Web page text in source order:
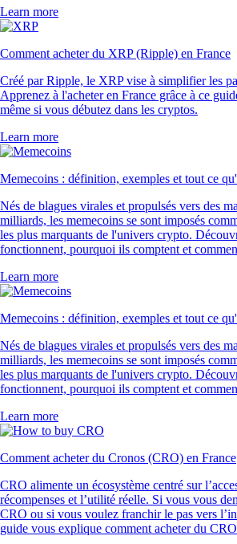
Learn more
Comment acheter du XRP (Ripple) en France
Créé par Ripple, le XRP vise à simplifier les
Apprenez à l'acheter en France grâce à ce
même si vous débutez dans les cryptos.
Learn more
Memecoins : définition, exemples et tout ce
Nés de blagues virales et propulsés vers des
milliards, les memecoins se sont imposés
les plus marquants de l'univers crypto.
fonctionnent, pourquoi ils comptent et
Learn more
Memecoins : définition, exemples et tout ce
Nés de blagues virales et propulsés vers des
milliards, les memecoins se sont imposés
les plus marquants de l'univers crypto.
fonctionnent, pourquoi ils comptent et
Learn more
Comment acheter du Cronos (CRO) en France
CRO alimente un écosystème centré sur
récompenses et l’utilité réelle. Si vous vous
CRO ou si vous voulez franchir le pas vers
guide vous explique comment acheter du